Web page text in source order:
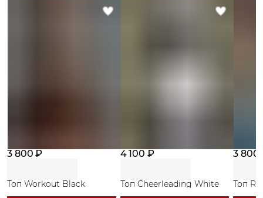
3 800 ₽
Топ Workout Black
4 100 ₽
Топ Cheerleading White
3 800
Топ